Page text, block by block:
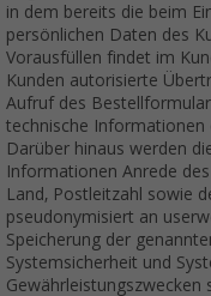
in dem bereits die beim
persönlichen Daten des
Vorausfüllen findet im
Kunden autorisierte
Aufruf des
technische Informationen
Darüber hinaus werden
Informationen Anrede
Land, Postleitzahl sowie
pseudonymisiert an
Speicherung der
Systemsicherheit und